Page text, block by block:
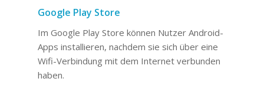
Google Play Store
Im Google Play Store können Nutzer Android-
Apps installieren, nachdem sie sich über eine
Wifi-Verbindung mit dem Internet verbunden
haben.